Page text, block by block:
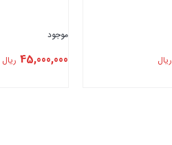
ریال
موجود
45,000,000 ریال